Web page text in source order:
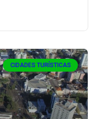
CIDADES TURÍSTICAS